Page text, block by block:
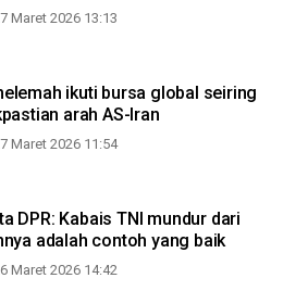
Maret 2026 13:13
ikuti bursa global seiring
arah AS-Iran
Maret 2026 11:54
DPR: Kabais TNI mundur dari
adalah contoh yang baik
Maret 2026 14:42